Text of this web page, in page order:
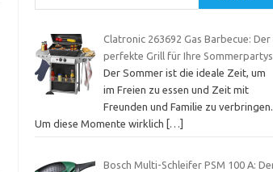
Clatronic 263692 Gas Barbecue: Der
perfekte Grill für Ihre Sommerpartys
Der Sommer ist die ideale Zeit, um
im Freien zu essen und Zeit mit
Freunden und Familie zu verbringen.
Um diese Momente wirklich
[…]
Bosch Multi-Schleifer PSM 100 A: